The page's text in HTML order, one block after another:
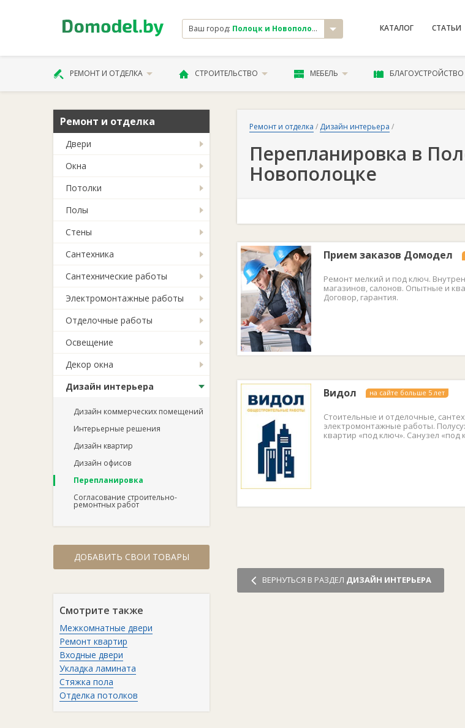
Ваш город: Полоцк и Новополоцк КАТАЛОГ СТАТЬИ
РЕМОНТ И ОТДЕЛКА СТРОИТЕЛЬСТВО МЕБЕЛЬ
Ремонт и отделка
Двери
Окна
Потолки
Полы
Стены
Сантехника
Сантехнические работы
Электромонтажные работы
Отделочные работы
Освещение
Декор окна
Дизайн интерьера
Дизайн коммерческих помещений
Интерьерные решения
Дизайн квартир
Дизайн офисов
Перепланировка
Согласование строительно-
ремонтных работ
ДОБАВИТЬ СВОИ ТОВАРЫ
Смотрите также
Межкомнатные двери
Ремонт квартир
Входные двери
Укладка ламината
Стяжка пола
Отделка потолков
Ремонт и отделка / Дизайн интерьера /
Перепланировка в
Новополоцке
Прием заказов Домодел
Ремонт мелкий и под ключ.
магазинов, салонов. Опытные и
Договор, гарантия.
Видол на сайте больше 5 лет
Стоительные и отделочные,
электромонтажные работы.
квартир «под ключ». Санузел «под
ВЕРНУТЬСЯ В РАЗДЕЛ ДИЗАЙН ИНТЕРЬЕРА